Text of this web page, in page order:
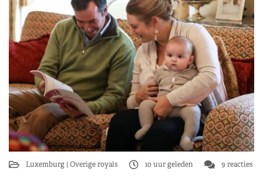
Luxemburg Overige royals 10 uur geleden 9 reacties